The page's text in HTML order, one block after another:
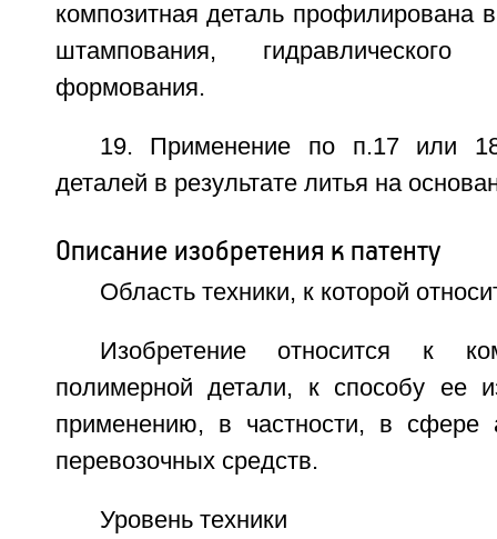
композитная деталь профилирована в
штампования,
формования.
19. Применение по п.17 или
деталей в результате литья на
Описание изобретения к патенту
Область техники, к которой
Изобретение относится к
полимерной детали, к способу ее
применению, в частности, в сфере
перевозочных средств.
Уровень техники